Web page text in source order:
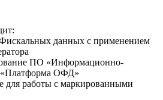
данных с применением
ПО «Информационно-
ОФД»
работы с маркированными